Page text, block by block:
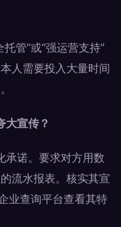
管”或“强运营支持”
人需要投入大量时间
大宣传？
承诺。要求对方用数
流水报表。核实其宣
业查询平台查看其特